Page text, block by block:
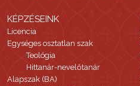
KÉPZÉSEINK
Licencia
Egységes osztatlan szak
Teológia
Hittanár-nevelőtanár
Alapszak (BA)